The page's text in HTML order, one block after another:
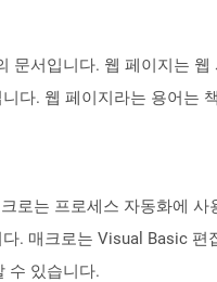
문서입니다. 웹 페이지는 웹
다. 웹 페이지라는 용어는
로는 프로세스 자동화에 사
. 매크로는 Visual Basic 편
수 있습니다.